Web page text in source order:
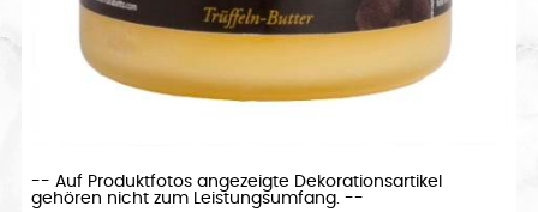
-- Auf Produktfotos angezeigte Dekorationsartikel
gehören nicht zum Leistungsumfang. --